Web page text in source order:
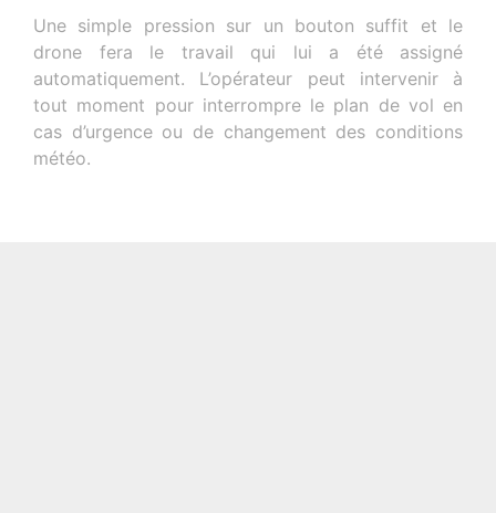
Une simple pression sur un bouton suffit et le
drone fera le travail qui lui a été assigné
automatiquement. L’opérateur peut intervenir à
tout moment pour interrompre le plan de vol en
cas d’urgence ou de changement des conditions
météo.